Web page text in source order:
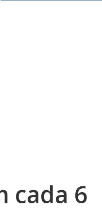
cada 6